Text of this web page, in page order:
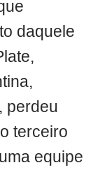
daquele
perdeu
terceiro
equipe